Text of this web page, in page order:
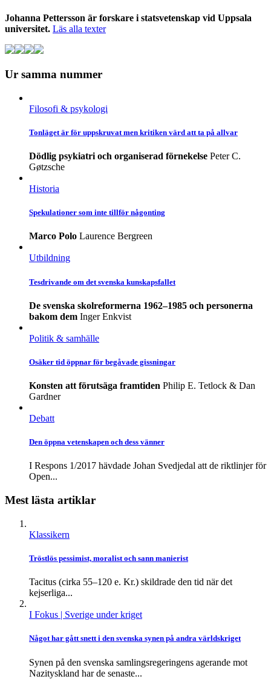
Johanna Pettersson är forskare i statsvetenskap vid Uppsala
universitet. Läs alla texter
Ur samma nummer
Filosofi & psykologi
Tonläget är för uppskruvat men kritiken värd att ta på allvar
Dödlig psykiatri och organiserad förnekelse Peter C.
Gøtzsche
Historia
Spekulationer som inte tillför någonting
Marco Polo Laurence Bergreen
Utbildning
Tesdrivande om det svenska kunskapsfallet
De svenska skolreformerna 1962–1985 och personerna
bakom dem Inger Enkvist
Politik & samhälle
Osäker tid öppnar för begåvade gissningar
Konsten att förutsäga framtiden Philip E. Tetlock & Dan
Gardner
Debatt
Den öppna vetenskapen och dess vänner
I Respons 1/2017 hävdade Johan Svedjedal att de riktlinjer för
Open...
Mest lästa artiklar
Klassikern
Tröstlös pessimist, moralist och sann manierist
Tacitus (cirka 55–120 e. Kr.) skildrade den tid när det
kejserliga...
I Fokus | Sverige under kriget
Något har gått snett i den svenska synen på andra världskriget
Synen på den svenska samlingsregeringens agerande mot
Nazityskland har de senaste...